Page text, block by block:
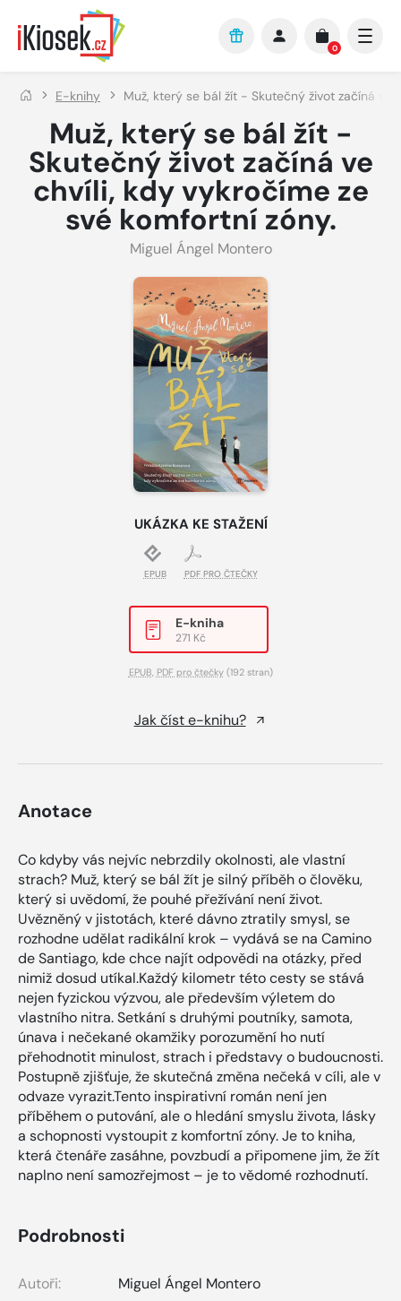
Přejít na hlavní obsah
0
E-knihy Muž, který se bál žít - Skutečný život začíná ve
Muž, který se bál žít -
Skutečný život začíná ve
chvíli, kdy vykročíme ze
své komfortní zóny.
Miguel Ángel Montero
UKÁZKA KE STAŽENÍ
EPUB PDF PRO ČTEČKY
E-kniha
271 Kč
EPUB, PDF pro čtečky(192 stran)
Jak číst e-knihu?
Anotace
Co kdyby vás nejvíc nebrzdily okolnosti, ale vlastní
strach? Muž, který se bál žít je silný příběh o člověku,
který si uvědomí, že pouhé přežívání není život.
Uvězněný v jistotách, které dávno ztratily smysl, se
rozhodne udělat radikální krok – vydává se na Camino
de Santiago, kde chce najít odpovědi na otázky, před
nimiž dosud utíkal.Každý kilometr této cesty se stává
nejen fyzickou výzvou, ale především výletem do
vlastního nitra. Setkání s druhými poutníky, samota,
únava i nečekané okamžiky porozumění ho nutí
přehodnotit minulost, strach i představy o budoucnosti.
Postupně zjišťuje, že skutečná změna nečeká v cíli, ale v
odvaze vyrazit.Tento inspirativní román není jen
příběhem o putování, ale o hledání smyslu života, lásky
a schopnosti vystoupit z komfortní zóny. Je to kniha,
která čtenáře zasáhne, povzbudí a připomene jim, že žít
naplno není samozřejmost – je to vědomé rozhodnutí.
Podrobnosti
Autoři:
Miguel Ángel Montero